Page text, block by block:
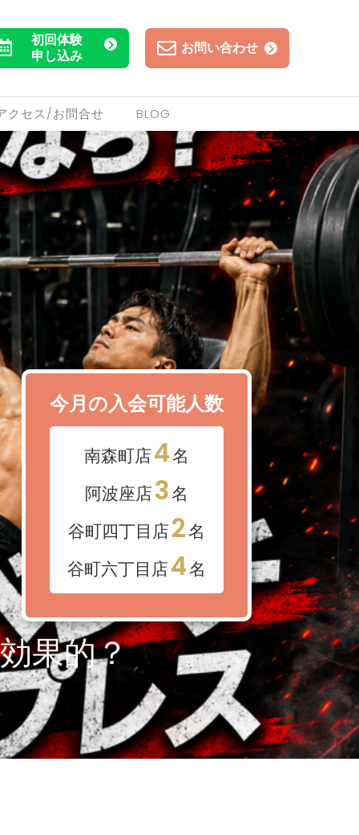
初回体験
申し込み
お問い合わせ
クセス/お問合せ BLOG
今月の入会可能人数
南森町店4名
阿波座店3名
谷町四丁目店2名
谷町六丁目店4名
果的？